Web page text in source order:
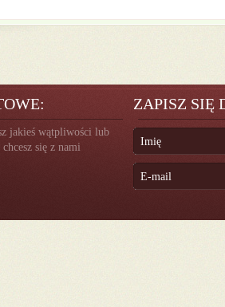
jakieś wątpliwości lub
się z nami
ZAPISZ SIĘ